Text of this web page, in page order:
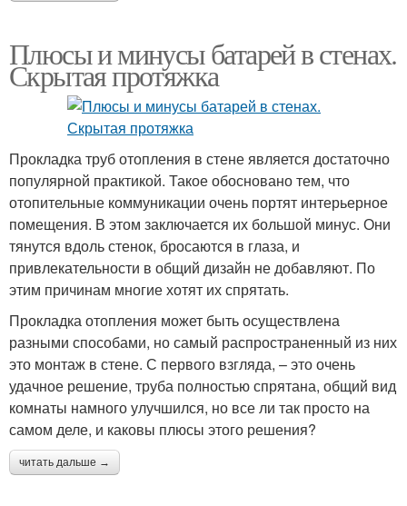
Плюсы и минусы батарей в стенах.
Скрытая протяжка
Прокладка труб отопления в стене является достаточно
популярной практикой. Такое обосновано тем, что
отопительные коммуникации очень портят интерьерное
помещения. В этом заключается их большой минус. Они
тянутся вдоль стенок, бросаются в глаза, и
привлекательности в общий дизайн не добавляют. По
этим причинам многие хотят их спрятать.
Прокладка отопления может быть осуществлена
разными способами, но самый распространенный из них
это монтаж в стене. С первого взгляда, – это очень
удачное решение, труба полностью спрятана, общий вид
комнаты намного улучшился, но все ли так просто на
самом деле, и каковы плюсы этого решения?
читать дальше →